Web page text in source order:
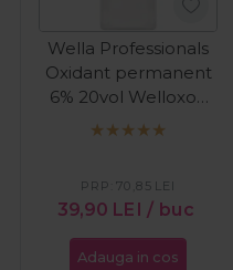
Wella Professionals
Oxidant permanent
6% 20vol Welloxon
Perfect 1000ml
39,90 LEI / buc
PRP:70,85 LEI
Adauga in cos